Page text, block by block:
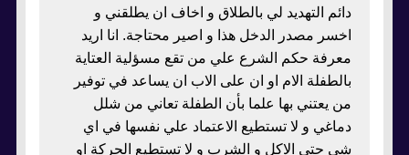
دائم التهديد لي بالطلاق و اخاف ان يطلقني و
اخسر مصدر الدخل هذا و اصير محتاجة. انا اريد
معرفة حكم الشرع علي من تقع مسؤلية العتاية
بالطفلة الام او ان على الاب ان يساعد في توفير
من يعتني بها علما بأن الطفلة تعاني من شلل
دماغي و لا تستطيع الاعتماد علي نفسها في اي
شي حتى الاكل و الشرب و لا تستطيع الحركة او